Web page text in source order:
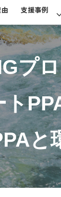
支援事例
プ
と